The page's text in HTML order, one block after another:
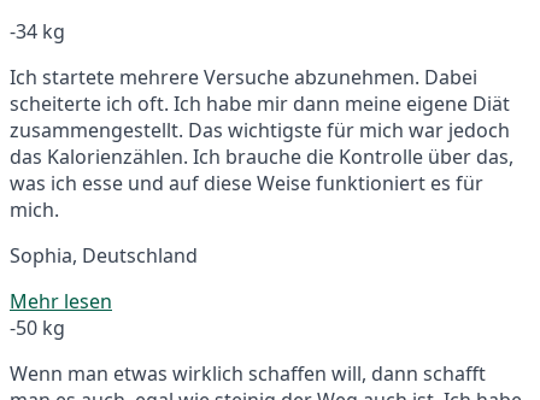
-34 kg
Ich startete mehrere Versuche abzunehmen. Dabei
scheiterte ich oft. Ich habe mir dann meine eigene Diät
zusammengestellt. Das wichtigste für mich war jedoch
das Kalorienzählen. Ich brauche die Kontrolle über das,
was ich esse und auf diese Weise funktioniert es für
mich.
Sophia, Deutschland
Mehr lesen
-50 kg
Wenn man etwas wirklich schaffen will, dann schafft